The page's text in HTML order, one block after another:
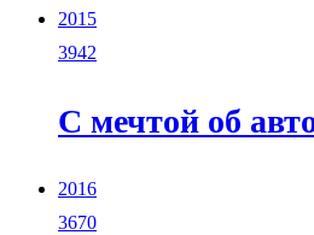
2015
3942
С мечтой об
2016
3670